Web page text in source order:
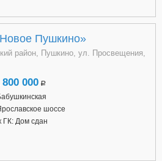
Пушкино»
район, Пушкино, ул. Просвещения,
800 000 a
шоссе
ГК: Дом сдан